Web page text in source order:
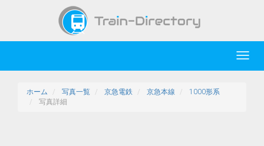
ホーム 写真一覧 京急電鉄 京急本線
1000形系
写真詳細